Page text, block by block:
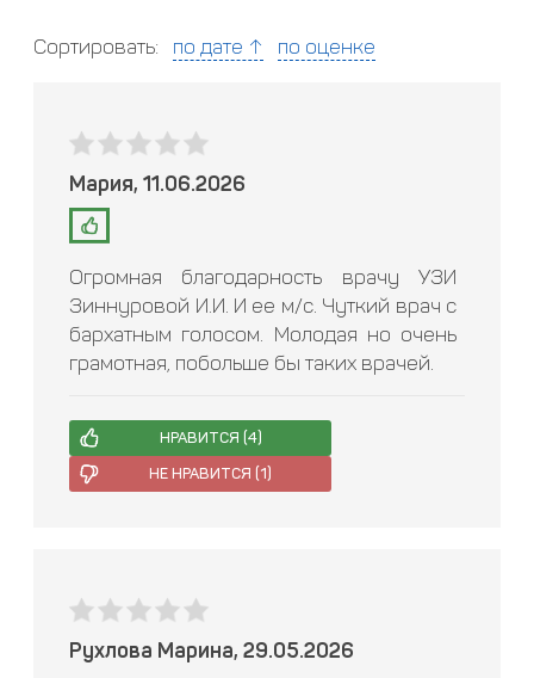
Сортировать: по дате ↑ по оценке
Мария, 11.06.2026
Огромная благодарность врачу УЗИ
Зиннуровой И.И. И ее м/с. Чуткий врач с
бархатным голосом. Молодая но очень
грамотная, побольше бы таких врачей.
НРАВИТСЯ (4)
НЕ НРАВИТСЯ (1)
Рухлова Марина, 29.05.2026